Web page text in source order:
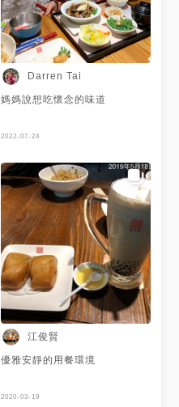
Darren Tai
媽媽說想吃懷念的味道
2022-07-24
江俊賢
優雅安靜的用餐環境
2020-03-19